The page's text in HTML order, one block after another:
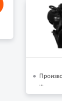
...